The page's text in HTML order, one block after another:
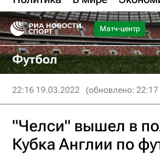
Матч-центр
Футбол
22:16 19.03.2022 (обновлено:
"Челси" вышел в
Кубка Англии по